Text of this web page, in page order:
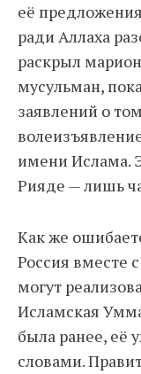
её
ради Аллаха
раскрыл
мусульман,
заявлений о
имени Ислама.
Рияде — лишь
Как же
Россия вместе
могут
Исламская
была ранее, её
словами.